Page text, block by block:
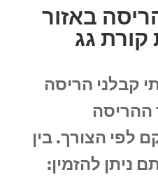
באזור
גג
קבלני הריסה
ההריסה
לפי הצורך. בין
ניתן להזמין: